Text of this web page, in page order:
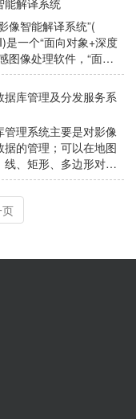
自动化程度高、简单
数据处理应用平台。
能解译系统
像智能解译系统”(
一个“面向对象+深度
图像处理软件，“面向
习”方法就是针对高分
兴起的一种较先进的 遥
方法,已经在国土、城市
、测绘、军事、林业、
等研究领域有了较好的
据库管理及分发服务系
管理系统主要是对影像
据的管理；可以在地图
线、矩形、多边形对影
；点击每一景遥感影像
影像的元数据信息；
像功能可以查看到该景
像。也可以根据元数